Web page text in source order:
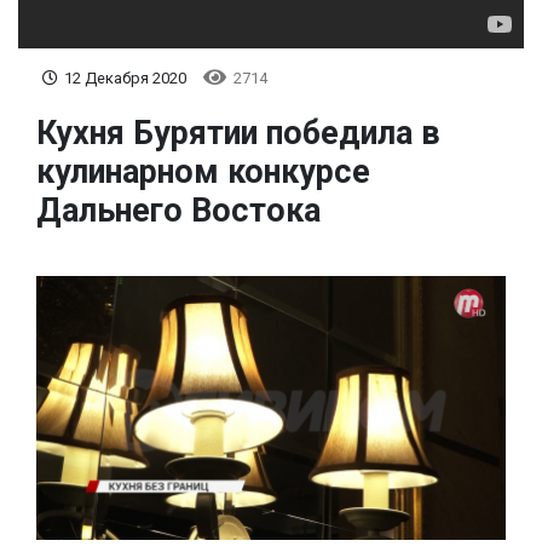
12 Декабря 2020 2714
Кухня Бурятии победила в
кулинарном конкурсе
Дальнего Востока